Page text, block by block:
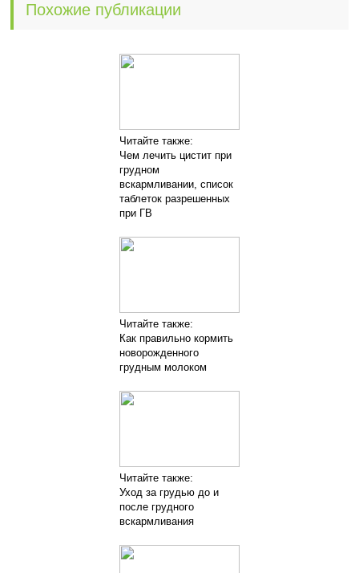
Похожие публикации
Читайте также:
Чем лечить цистит при
грудном
вскармливании, список
таблеток разрешенных
при ГВ
Читайте также:
Как правильно кормить
новорожденного
грудным молоком
Читайте также:
Уход за грудью до и
после грудного
вскармливания